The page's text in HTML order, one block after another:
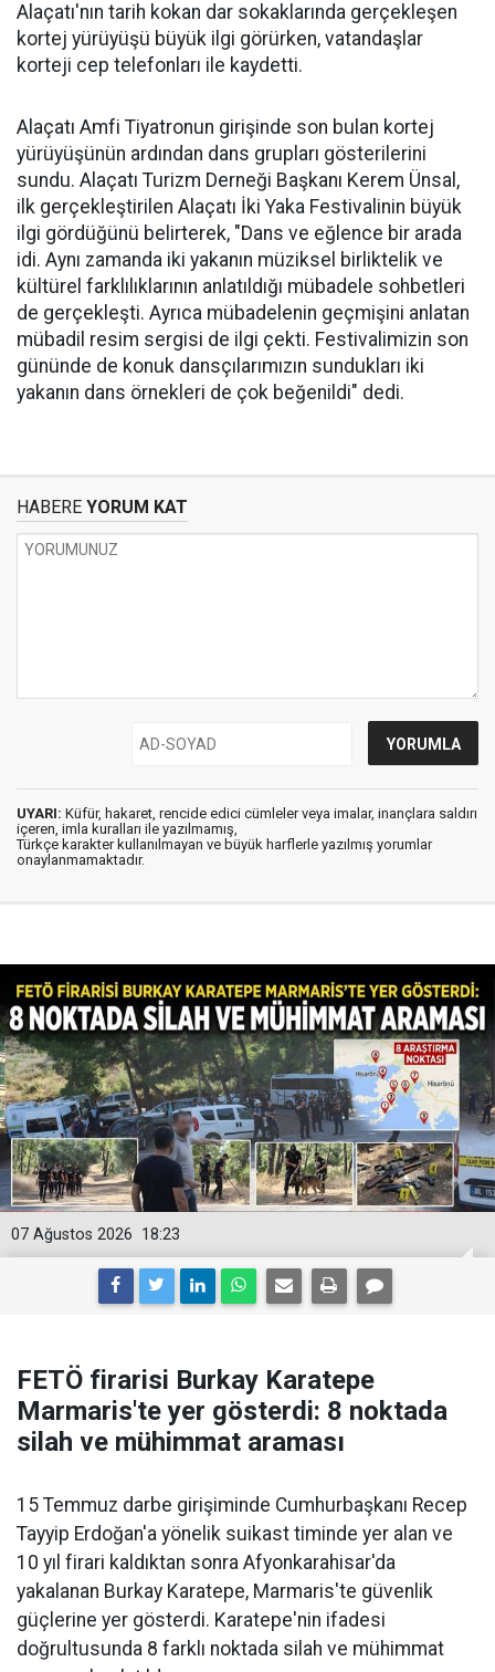
Alaçatı'nın tarih kokan dar sokaklarında gerçekleşen
kortej yürüyüşü büyük ilgi görürken, vatandaşlar
korteji cep telefonları ile kaydetti.
Alaçatı Amfi Tiyatronun girişinde son bulan kortej
yürüyüşünün ardından dans grupları gösterilerini
sundu. Alaçatı Turizm Derneği Başkanı Kerem Ünsal,
ilk gerçekleştirilen Alaçatı İki Yaka Festivalinin büyük
ilgi gördüğünü belirterek, "Dans ve eğlence bir arada
idi. Aynı zamanda iki yakanın müziksel birliktelik ve
kültürel farklılıklarının anlatıldığı mübadele sohbetleri
de gerçekleşti. Ayrıca mübadelenin geçmişini anlatan
mübadil resim sergisi de ilgi çekti. Festivalimizin son
gününde de konuk dansçılarımızın sundukları iki
yakanın dans örnekleri de çok beğenildi" dedi.
HABERE YORUM KAT
UYARI: Küfür, hakaret, rencide edici cümleler veya imalar, inançlara saldırı
içeren, imla kuralları ile yazılmamış,
Türkçe karakter kullanılmayan ve büyük harflerle yazılmış yorumlar
onaylanmamaktadır.
18:23
07 Ağustos 2026
FETÖ firarisi Burkay Karatepe
Marmaris'te yer gösterdi: 8 noktada
silah ve mühimmat araması
15 Temmuz darbe girişiminde Cumhurbaşkanı Recep
Tayyip Erdoğan'a yönelik suikast timinde yer alan ve
10 yıl firari kaldıktan sonra Afyonkarahisar'da
yakalanan Burkay Karatepe, Marmaris'te güvenlik
güçlerine yer gösterdi. Karatepe'nin ifadesi
doğrultusunda 8 farklı noktada silah ve mühimmat